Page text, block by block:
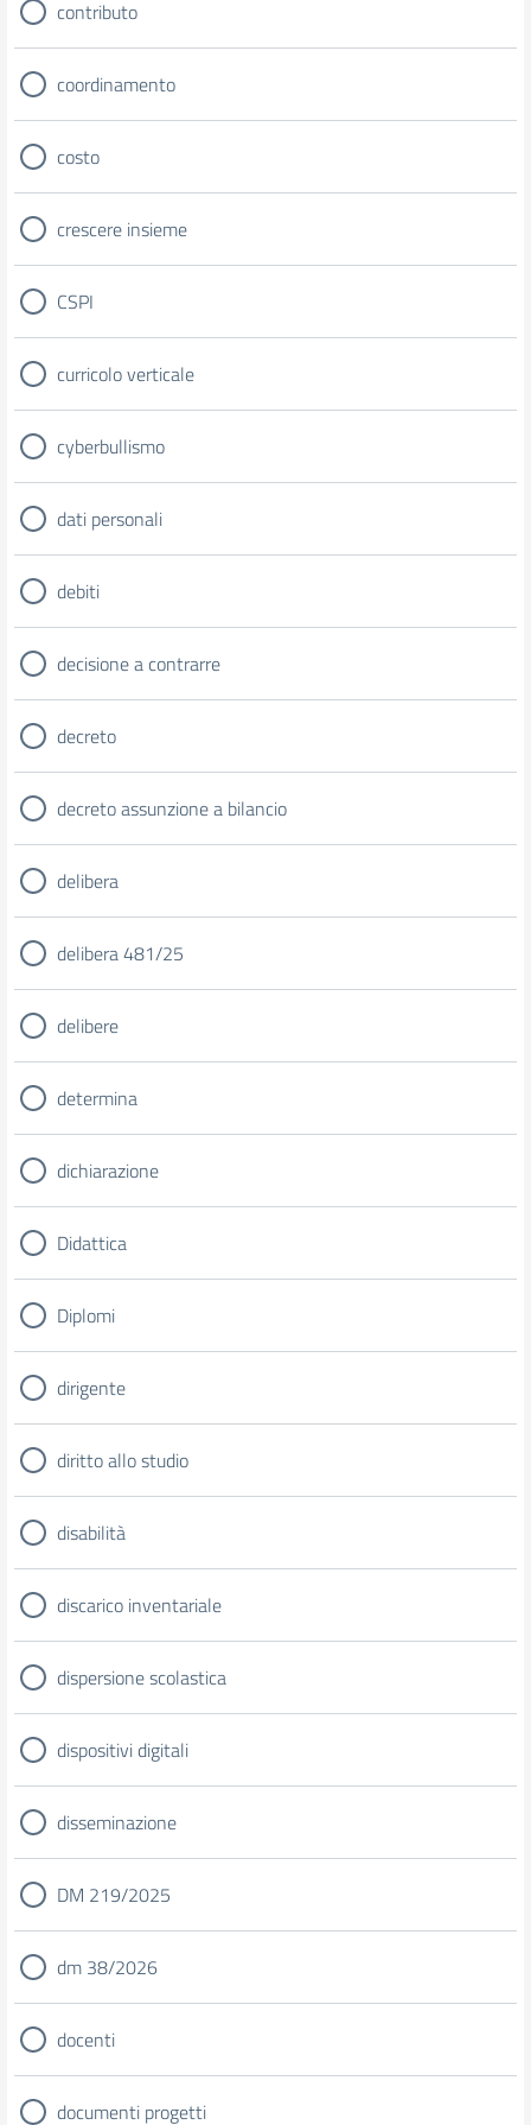
contributo
coordinamento
costo
crescere insieme
CSPI
curricolo verticale
cyberbullismo
dati personali
debiti
decisione a contrarre
decreto
decreto assunzione a bilancio
delibera
delibera 481/25
delibere
determina
dichiarazione
Didattica
Diplomi
dirigente
diritto allo studio
disabilità
discarico inventariale
dispersione scolastica
dispositivi digitali
disseminazione
DM 219/2025
dm 38/2026
docenti
documenti progetti